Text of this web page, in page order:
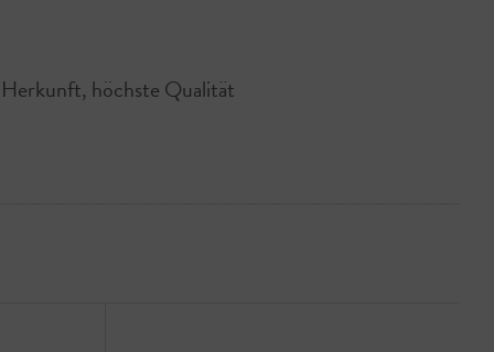
höchste Qualität